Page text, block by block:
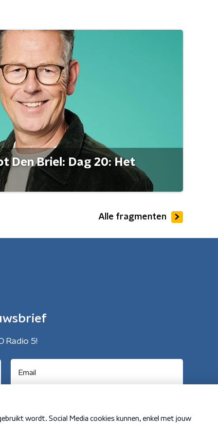
Den Briel: Dag 20: Het
Alle fragmenten
Radio 5!